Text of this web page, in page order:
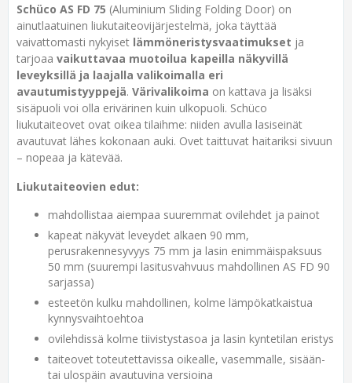
Schüco AS FD 75 (Aluminium Sliding Folding Door) on
ainutlaatuinen liukutaiteovijärjestelmä, joka täyttää
vaivattomasti nykyiset lämmöneristysvaatimukset ja
tarjoaa vaikuttavaa muotoilua kapeilla näkyvillä
leveyksillä ja laajalla valikoimalla eri
avautumistyyppejä. Värivalikoima on kattava ja lisäksi
sisäpuoli voi olla erivärinen kuin ulkopuoli. Schüco
liukutaiteovet ovat oikea tilaihme: niiden avulla lasiseinät
avautuvat lähes kokonaan auki. Ovet taittuvat haitariksi sivuun
– nopeaa ja kätevää.
Liukutaiteovien edut:
mahdollistaa aiempaa suuremmat ovilehdet ja painot
kapeat näkyvät leveydet alkaen 90 mm,
perusrakennesyvyys 75 mm ja lasin enimmäispaksuus
50 mm (suurempi lasitusvahvuus mahdollinen AS FD 90
sarjassa)
esteetön kulku mahdollinen, kolme lämpökatkaistua
kynnysvaihtoehtoa
ovilehdissä kolme tiivistystasoa ja lasin kyntetilan eristys
taiteovet toteutettavissa oikealle, vasemmalle, sisään-
tai ulospäin avautuvina versioina